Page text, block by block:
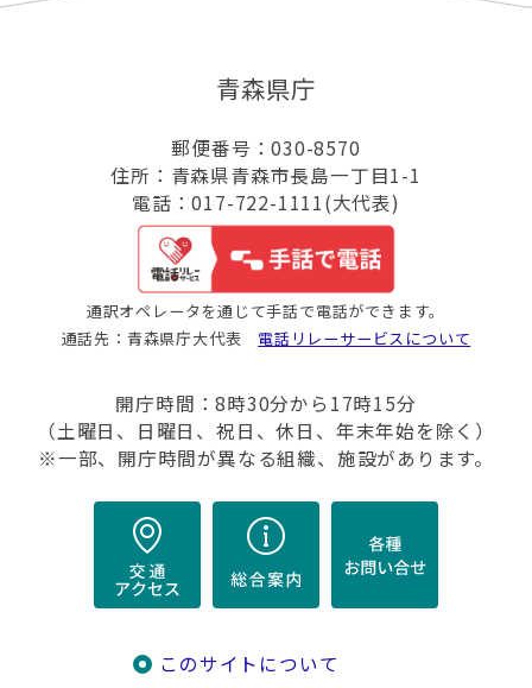
青森県庁
郵便番号：030-8570
住所：青森県青森市長島一丁目1-1
電話：017-722-1111(大代表)
通訳オペレータを通じて手話で電話ができます。
通話先：青森県庁大代表 電話リレーサービスについて
開庁時間：8時30分から17時15分
（土曜日、日曜日、祝日、休日、年末年始を除く）
※一部、開庁時間が異なる組織、施設があります。
このサイトについて